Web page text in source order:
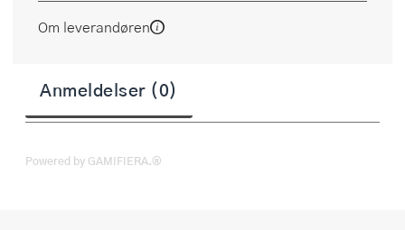
Om leverandøren
Anmeldelser (0)
Powered by GAMIFIERA.®